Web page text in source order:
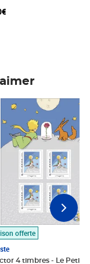
panier
offerte
4 timbres - Le Petit